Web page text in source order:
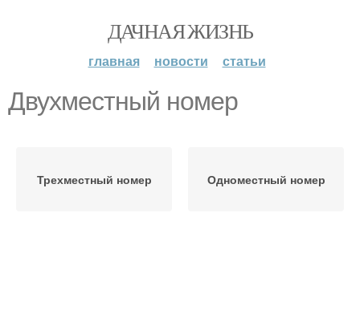
ДАЧНАЯ ЖИЗНЬ
главная новости статьи
Двухместный номер
Трехместный номер Одноместный номер